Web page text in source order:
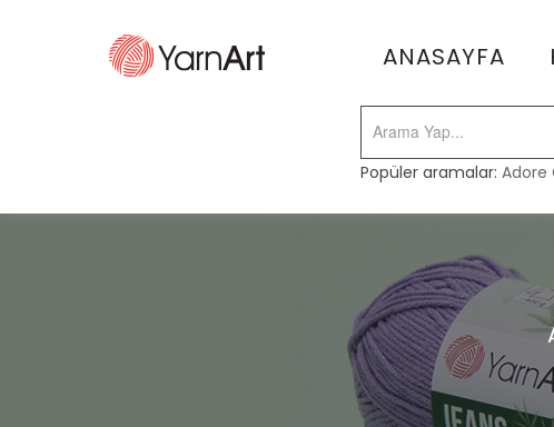
ANASAYFA
Popüler aramalar:Adore